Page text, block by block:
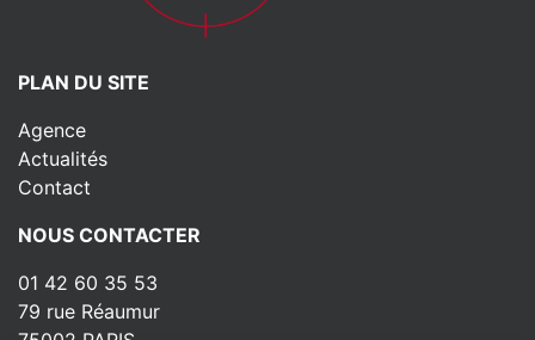
PLAN DU SITE
Agence
Actualités
Contact
NOUS CONTACTER
01 42 60 35 53
79 rue Réaumur